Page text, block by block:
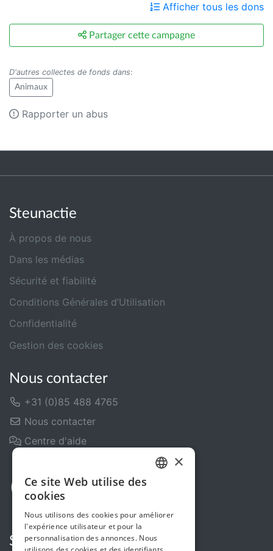
Afficher tous les dons
Partager cette campagne
D'autres collectes de fonds dans:
Animaux
Rapporter un abus
Steunactie
À propos de nous
Dans les médias
Sécurité et fiabilité
Conditions Générales d’Utilisation
Confidentialité
Gestion des cookies
Nous contacter
+31 (0)85 488 4765
Nous contacter
Centre d'aide
Suivez-nous
×
Ce site Web utilise des
cookies
Nous utilisons des cookies pour améliorer
l'expérience utilisateur et pour la
personnalisation des annonces. Nous